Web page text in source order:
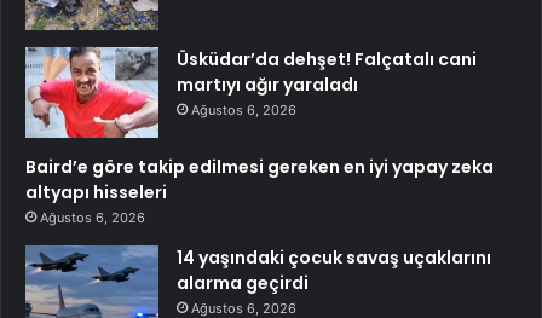
Üsküdar’da dehşet! Falçatalı cani
martıyı ağır yaraladı
Ağustos 6, 2026
Baird’e göre takip edilmesi gereken en iyi yapay zeka
altyapı hisseleri
Ağustos 6, 2026
14 yaşındaki çocuk savaş uçaklarını
alarma geçirdi
Ağustos 6, 2026